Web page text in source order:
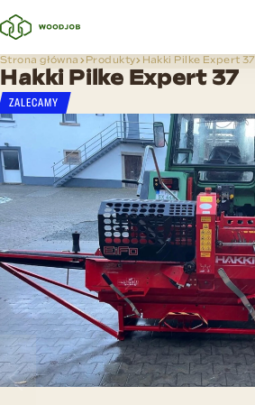
Strona główna Produkty Hakki Pilke Expert 37
Hakki Pilke Expert 37
ZALECAMY